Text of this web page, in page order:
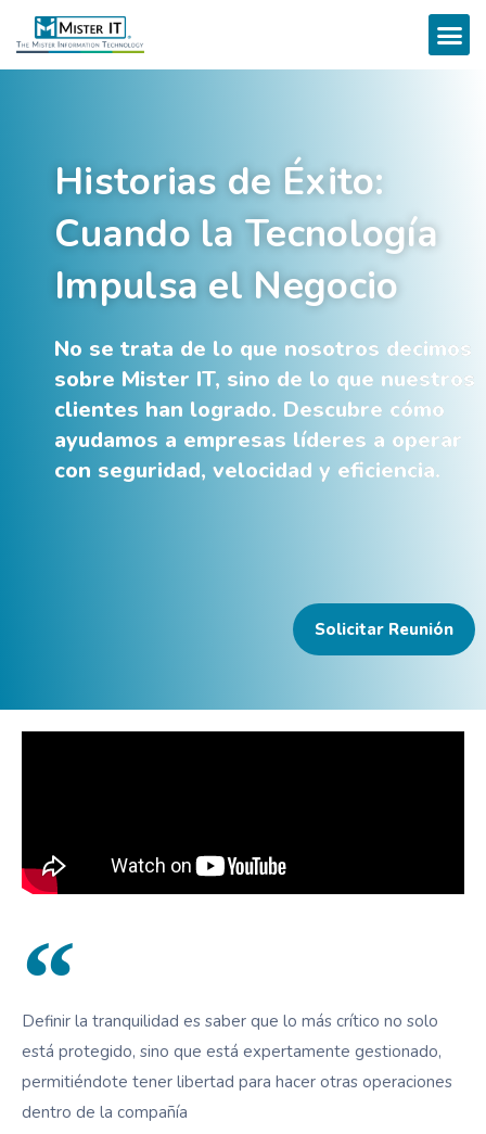
Historias de Éxito:
Cuando la Tecnología
Impulsa el Negocio
No se trata de lo que nosotros decimos
sobre Mister IT, sino de lo que nuestros
clientes han logrado. Descubre cómo
ayudamos a empresas líderes a operar
con seguridad, velocidad y eficiencia.
Solicitar Reunión
Definir la tranquilidad es saber que lo más crítico no solo
está protegido, sino que está expertamente gestionado,
permitiéndote tener libertad para hacer otras operaciones
dentro de la compañía